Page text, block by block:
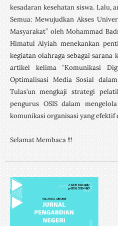
kesadaran kesehatan siswa. Lalu,
Semua: Mewujudkan Akses
Masyarakat” oleh Mohammad
Himatul Alyiah menekankan
kegiatan olahraga sebagai sarana
artikel kelima “Komunikasi
Optimalisasi Media Sosial
Tulas’un mengkaji strategi
pengurus OSIS dalam
komunikasi organisasi yang efektif
Selamat Membaca !!!